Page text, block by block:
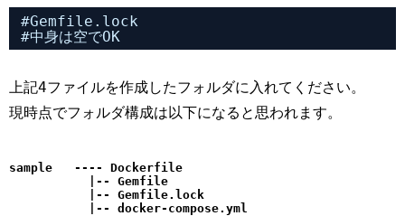
#Gemfile.lock
#中身は空でOK
上記4ファイルを作成したフォルダに入れてください。
現時点でフォルダ構成は以下になると思われます。
sample   ---- Dockerfile
           |-- Gemfile
           |-- Gemfile.lock
           |-- docker-compose.yml